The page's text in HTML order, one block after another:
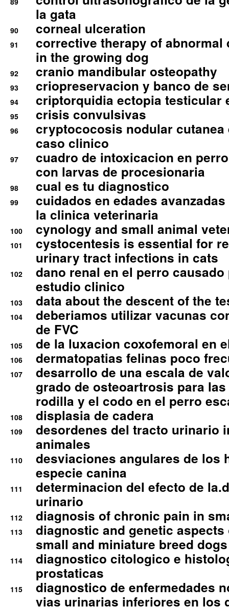
la gata
90 corneal ulceration
91
corrective therapy of abnormal
in the growing dog
92 cranio mandibular osteopathy
93 criopreservacion y banco de
94 criptorquidia ectopia testicular
95 crisis convulsivas
96
cryptococosis nodular cutanea
caso clinico
97
cuadro de intoxicacion en
con larvas de procesionaria
98 cual es tu diagnostico
99
cuidados en edades
la clinica veterinaria
100 cynology and small animal
101
cystocentesis is essential for
urinary tract infections in cats
102
dano renal en el perro
estudio clinico
103 data about the descent of the
104
deberiamos utilizar vacunas
de FVC
105 de la luxacion coxofemoral en
106 dermatopatias felinas poco
107
desarrollo de una escala de
grado de osteoartrosis para
rodilla y el codo en el perro
108 displasia de cadera
109
desordenes del tracto urinario
animales
110
desviaciones angulares de los
especie canina
111
determinacion del efecto de
urinario
112 diagnosis of chronic pain in
113
diagnostic and genetic
small and miniature breed
114
diagnostico citologico e
prostaticas
115
diagnostico de enfermedades
vias urinarias inferiores en los